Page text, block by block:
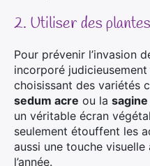
2. Utiliser des
Pour prévenir l’invasion
incorporé
choisissant des variétés
sedum acre ou la
un véritable écran
seulement étouffent les
aussi une touche
l’année.